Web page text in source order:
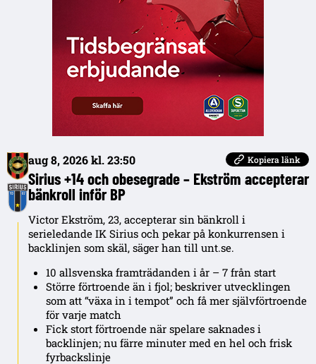
aug 8, 2026 kl. 23:50 Kopiera länk
Sirius +14 och obesegrade – Ekström accepterar
bänkroll inför BP
Victor Ekström, 23, accepterar sin bänkroll i
serieledande IK Sirius och pekar på konkurrensen i
backlinjen som skäl, säger han till unt.se.
10 allsvenska framträdanden i år – 7 från start
Större förtroende än i fjol; beskriver utvecklingen
som att “växa in i tempot” och få mer självförtroende
för varje match
Fick stort förtroende när spelare saknades i
backlinjen; nu färre minuter med en hel och frisk
fyrbackslinje